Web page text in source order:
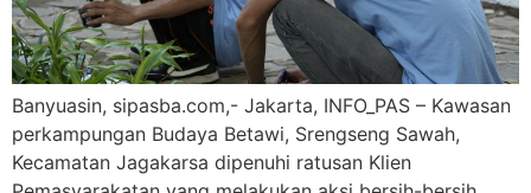
Banyuasin, sipasba.com,- Jakarta, INFO_PAS – Kawasan
perkampungan Budaya Betawi, Srengseng Sawah,
Kecamatan Jagakarsa dipenuhi ratusan Klien